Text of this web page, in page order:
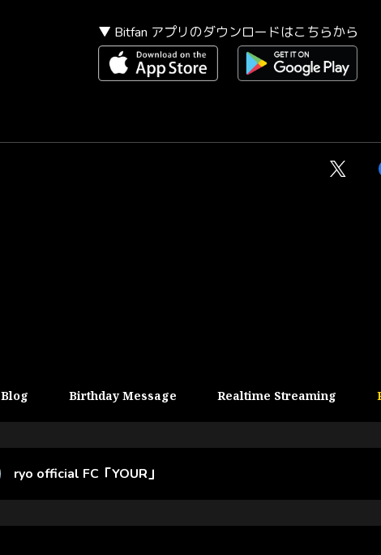
▼ Bitfan アプリのダウンロードはこちらから
Blog Birthday Message Realtime Streaming
ryo official FC「YOUR」